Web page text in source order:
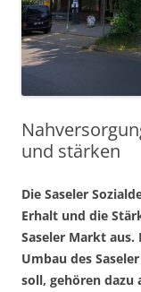
und stärken
Die Saseler
Erhalt und die
Saseler Markt aus.
Umbau des
soll, gehören dazu